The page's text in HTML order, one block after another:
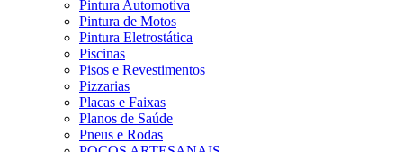
Pintura Automotiva
Pintura de Motos
Pintura Eletrostática
Piscinas
Pisos e Revestimentos
Pizzarias
Placas e Faixas
Planos de Saúde
Pneus e Rodas